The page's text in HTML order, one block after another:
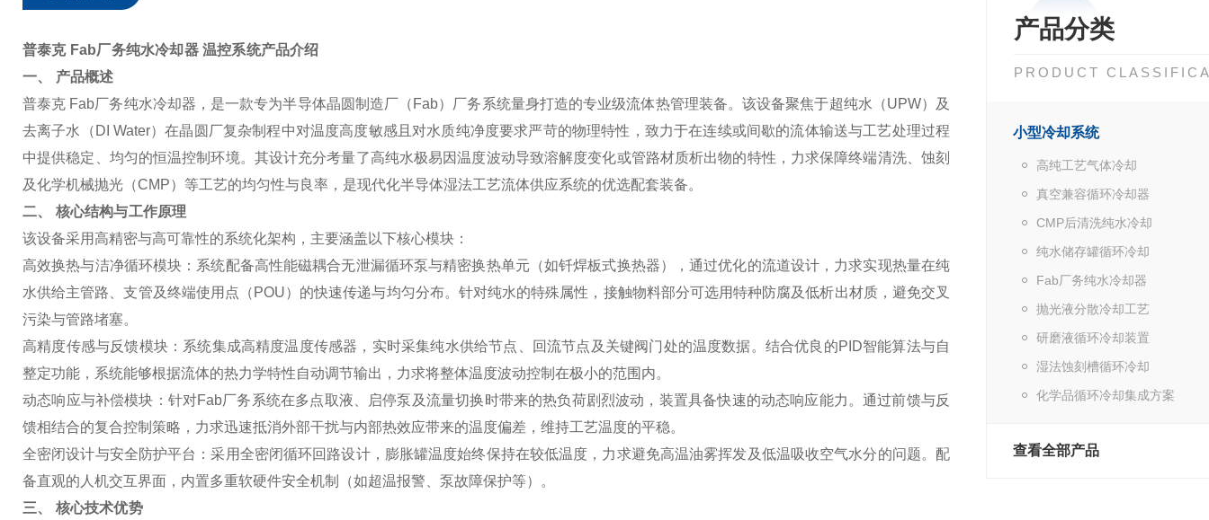
产品分类
PRODUCT
小型冷却系统
高纯工艺气体冷却
真空兼容循环冷却器
CMP后清洗纯水冷却
纯水储存罐循环冷却
Fab厂务纯水冷却器
抛光液分散冷却工艺
研磨液循环冷却装置
湿法蚀刻槽循环冷却
化学品循环冷却集成方案
查看全部产品
普泰克 Fab厂务纯水冷却器 温控系统产品介绍
一、 产品概述
普泰克 Fab厂务纯水冷却器，是一款专为半导体晶圆制造厂（Fab）厂务系统量身打造的专业级流体热管理装备。该设备聚焦于超纯水（UPW）及
去离子水（DI Water）在晶圆厂复杂制程中对温度高度敏感且对水质纯净度要求严苛的物理特性，致力于在连续或间歇的流体输送与工艺处理过程
中提供稳定、均匀的恒温控制环境。其设计充分考量了高纯水极易因温度波动导致溶解度变化或管路材质析出物的特性，力求保障终端清洗、蚀刻
及化学机械抛光（CMP）等工艺的均匀性与良率，是现代化半导体湿法工艺流体供应系统的优选配套装备。
二、 核心结构与工作原理
该设备采用高精密与高可靠性的系统化架构，主要涵盖以下核心模块：
高效换热与洁净循环模块 ：系统配备高性能磁耦合无泄漏循环泵与精密换热单元（如钎焊板式换热器），通过优化的流道设计，力求实现热量在纯
水供给主管路、支管及终端使用点（POU）的快速传递与均匀分布。针对纯水的特殊属性，接触物料部分可选用特种防腐及低析出材质，避免交叉
污染与管路堵塞。
高精度传感与反馈模块：系统集成高精度温度传感器，实时采集纯水供给节点、回流节点及关键阀门处的温度数据。结合优良的PID智能算法与自
整定功能，系统能够根据流体的热力学特性自动调节输出，力求将整体温度波动控制在极小的范围内。
动态响应与补偿模块 ：针对Fab厂务系统在多点取液、启停泵及流量切换时带来的热负荷剧烈波动，装置具备快速的动态响应能力。通过前馈与反
馈相结合的复合控制策略，力求迅速抵消外部干扰与内部热效应带来的温度偏差，维持工艺温度的平稳。
全密闭设计与安全防护平台 ：采用全密闭循环回路设计，膨胀罐温度始终保持在较低温度，力求避免高温油雾挥发及低温吸收空气水分的问题。配
备直观的人机交互界面，内置多重软硬件安全机制（如超温报警、泵故障保护等）。
三、 核心技术优势